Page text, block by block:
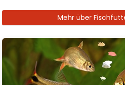
Mehr über